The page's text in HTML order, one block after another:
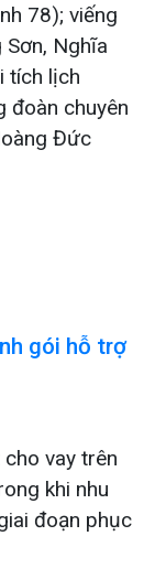
78); viếng
Nghĩa
tích lịch
đoàn chuyên
Đức
gói hỗ trợ
vay trên
khi nhu
đoạn phục